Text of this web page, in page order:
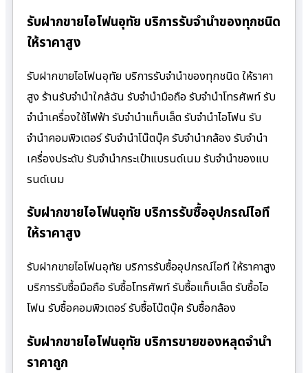
รับฝากขายไอโฟนอุทัย บริการรับจำนำของทุกชนิด
ให้ราคาสูง
รับฝากขายไอโฟนอุทัย บริการรับจำนำของทุกชนิด ให้ราคา
สูง ร้านรับจํานําใกล้ฉัน รับจำนำมือถือ รับจำนำโทรศัพท์ รับ
จำนำเครื่องใช้ไฟฟ้า รับจำนำแท็บเล็ต รับจำนำไอโฟน รับ
จำนำคอมพิวเตอร์ รับจำนำโน๊ตบุ๊ค รับจำนำกล้อง รับจำนำ
เครื่องประดับ รับจำนำกระเป๋าแบรนด์เนม รับจำนำของแบ
รนด์เนม
รับฝากขายไอโฟนอุทัย บริการรับซื้ออุปกรณ์ไอที
ให้ราคาสูง
รับฝากขายไอโฟนอุทัย บริการรับซื้ออุปกรณ์ไอที ให้ราคาสูง
บริการรับซื้อมือถือ รับซื้อโทรศัพท์ รับซื้อแท็บเล็ต รับซื้อไอ
โฟน รับซื้อคอมพิวเตอร์ รับซื้อโน๊ตบุ๊ค รับซื้อกล้อง
รับฝากขายไอโฟนอุทัย บริการขายของหลุดจำนำ
ราคาถูก